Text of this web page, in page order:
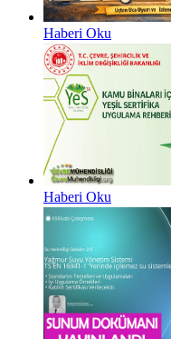
Haberi Oku
Haberi Oku